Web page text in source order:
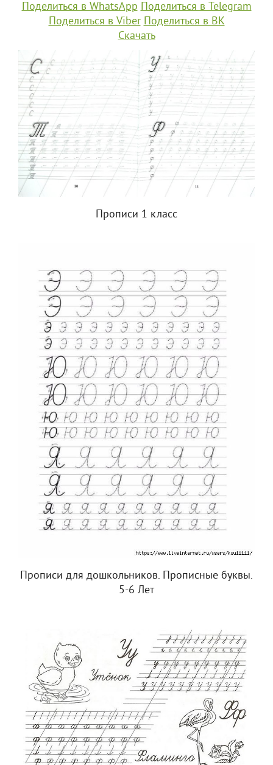
Поделиться в WhatsApp Поделиться в Telegram
Поделиться в Viber Поделиться в ВК
Скачать
Прописи 1 класс
Прописи для дошкольников. Прописные буквы.
5-6 Лет